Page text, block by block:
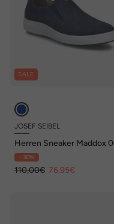
SALE
JOSEF SEIBEL
Herren Sneaker Maddox
ocean-kombi
- 30%
110,00€ 76,95€